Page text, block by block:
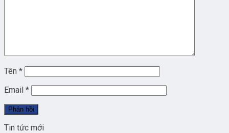
Tên *
Email *
Tin tức mới